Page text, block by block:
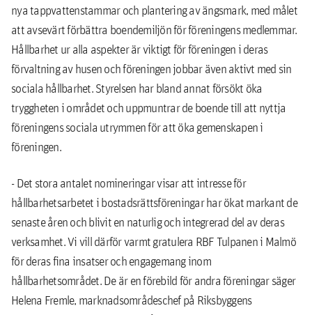
nya tappvattenstammar och plantering av ängsmark, med målet
att avsevärt förbättra boendemiljön för föreningens medlemmar.
Hållbarhet ur alla aspekter är viktigt för föreningen i deras
förvaltning av husen och föreningen jobbar även aktivt med sin
sociala hållbarhet. Styrelsen har bland annat försökt öka
tryggheten i området och uppmuntrar de boende till att nyttja
föreningens sociala utrymmen för att öka gemenskapen i
föreningen.
- Det stora antalet nomineringar visar att intresse för
hållbarhetsarbetet i bostadsrättsföreningar har ökat markant de
senaste åren och blivit en naturlig och integrerad del av deras
verksamhet. Vi vill därför varmt gratulera RBF Tulpanen i Malmö
för deras fina insatser och engagemang inom
hållbarhetsområdet. De är en förebild för andra föreningar säger
Helena Fremle, marknadsområdeschef på Riksbyggens